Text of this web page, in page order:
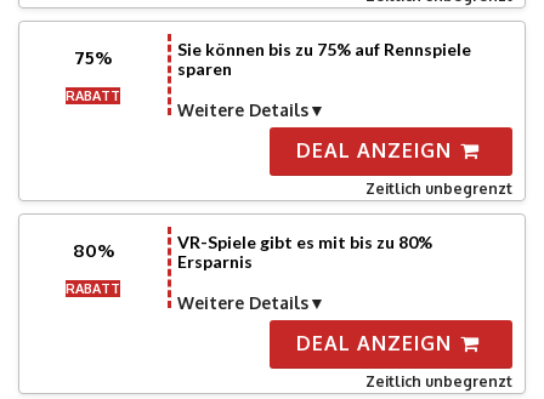
75%
RABATT
Sie können bis zu 75% auf Rennspiele
sparen
Weitere Details
DEAL ANZEIGN
Zeitlich unbegrenzt
80%
RABATT
VR-Spiele gibt es mit bis zu 80%
Ersparnis
Weitere Details
DEAL ANZEIGN
Zeitlich unbegrenzt